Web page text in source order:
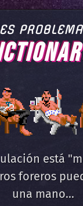
está
foreros
una mano...